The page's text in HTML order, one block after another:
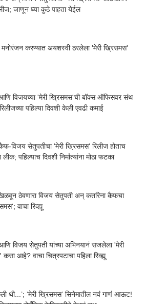
जाणून घ्या कुठे पाहता येईल
मनोरंजन करण्यात अयशस्वी ठरलेला 'मेरी ख्रिसमस'
विजयच्या 'मेरी ख्रिसमस'ची बॉक्स ऑफिसवर संथ
पहिल्या दिवशी केली एवढी कमाई
विजय सेतुपतीचा 'मेरी ख्रिसमस' रिलीज होताच
पहिल्याच दिवशी निर्मात्यांना मोठा फटका
ठेवणारा विजय सेतुपती अन् कतरिना कैफचा
वाचा रिव्ह्यू
विजय सेतुपती यांच्या अभिनयानं सजलेला 'मेरी
आहे? वाचा चित्रपटाचा पहिला रिव्ह्यू
थी...’; ‘मेरी ख्रिसमस’ सिनेमातील नवं गाणं आऊट!